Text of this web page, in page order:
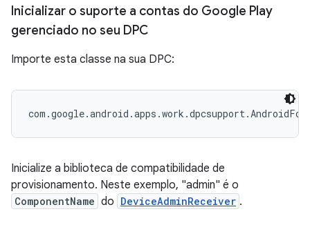
Inicializar o suporte a contas do Google Play
gerenciado no seu DPC
Importe esta classe na sua DPC:
Inicialize a biblioteca de compatibilidade de
provisionamento. Neste exemplo, "admin" é o
ComponentName do DeviceAdminReceiver .